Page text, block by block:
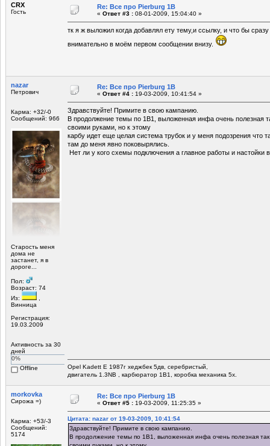
CRX
Гость
Re: Все про Pierburg 1B
« Ответ #3 : 08-01-2009, 15:04:40 »
тк я ж выложил когда добавлял ету тему,и ссылку, и что бы
внимательно в моём первом сообщении внизу.
nazar
Петрович
Карма: +32/-0
Сообщений: 966
Старость меня
дома не
застанет, я в
дороге...
Пол:
Возраст: 74
Из:
Винница
Регистрация:
19.03.2009
Активность за 30
дней
0%
Offline
Re: Все про Pierburg 1B
« Ответ #4 : 19-03-2009, 10:41:54 »
Здравствуйте! Примите в свою кампанию.
В продолжение темы по 1В1, выложенная инфа очень полезная
своими руками, но к этому
карбу идет еще целая система трубок и у меня подозрения что
там до меня явно поковырялись.
Нет ли у кого схемы подключения а главное работы и настойки
Opel Kadett E 1987г хеджбек 5дв, серебристый,
двигатель 1.3NB , карбюратор 1В1, коробка механика 5х.
morkovka
Сирожа =)
Карма: +53/-3
Сообщений:
5174
Re: Все про Pierburg 1B
« Ответ #5 : 19-03-2009, 11:25:35 »
Цитата: nazar от 19-03-2009, 10:41:54
Здравствуйте! Примите в свою кампанию.
В продолжение темы по 1В1, выложенная инфа очень полезная так